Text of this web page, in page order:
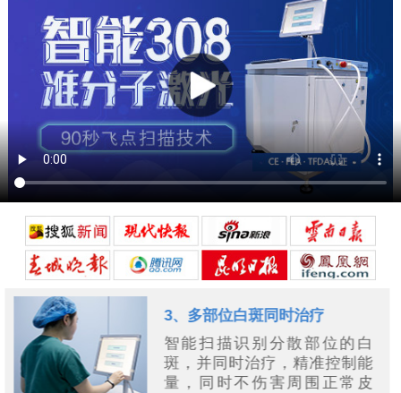
1、独创“飞点扫描”技术
可根据白斑分散区域追踪扫
描，大片的、分散的白斑也能
快速、有效治疗...[详情]